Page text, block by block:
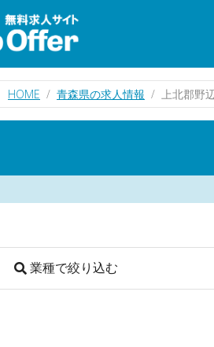
HOME 青森県の求人情報 上北郡野
業種で絞り込む